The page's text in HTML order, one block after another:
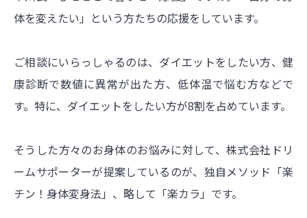
体を変えたい」という方たちの応援をしています。
ご相談にいらっしゃるのは、ダイエットをしたい方、健
康診断で数値に異常が出た方、低体温で悩む方などで
す。特に、ダイエットをしたい方が8割を占めています。
そうした方々のお身体のお悩みに対して、株式会社ドリ
ームサポーターが提案しているのが、独自メソッド「楽
チン！身体変身法」、略して「楽カラ」です。